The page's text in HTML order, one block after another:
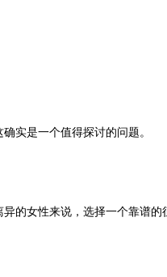
实是一个值得探讨的问题。
的女性来说，选择一个靠谱的